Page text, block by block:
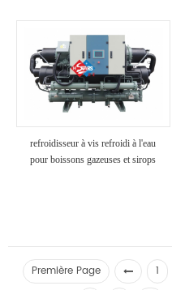
refroidisseur à vis refroidi à l'eau
pour boissons gazeuses et sirops
Première Page 1